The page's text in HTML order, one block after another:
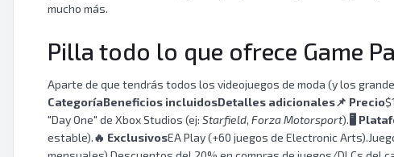
mucho más.
Pilla todo lo que ofrece Game
Aparte de que tendrás todos los videojuegos de moda (y los
CategoríaBeneficios incluidosDetalles adicionales📌 Precio
"Day One" de Xbox Studios (ej: Starfield, Forza Motorsport).🖥
estable).🔥 ExclusivosEA Play (+60 juegos de Electronic